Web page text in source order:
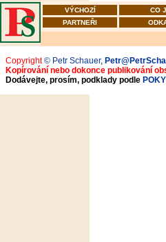
VÝCHOZÍ CO
PARTNEŘI
Copyright© Petr Schauer,
Kopírování nebo dokonce publikování
Dodávejte, prosím, podklady podle